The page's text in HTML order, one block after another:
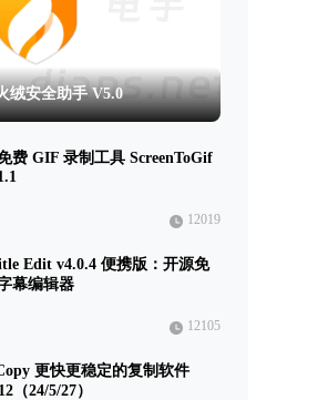
绒安全助手 V5.0
费 GIF 录制工具 ScreenToGif
12019
Edit v4.0.4 便携版：开源免
幕编辑器
12105
更快更稳定的复制软件
（24/5/27）